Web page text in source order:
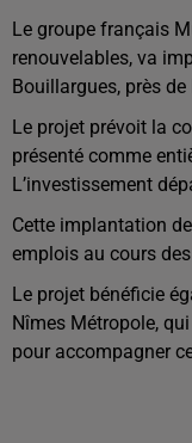
Le groupe français
renouvelables, va
Bouillargues, près de
Le projet prévoit la
présenté comme
L’investissement
Cette implantation
emplois au cours
Le projet bénéficie
Nîmes Métropole,
pour accompagner